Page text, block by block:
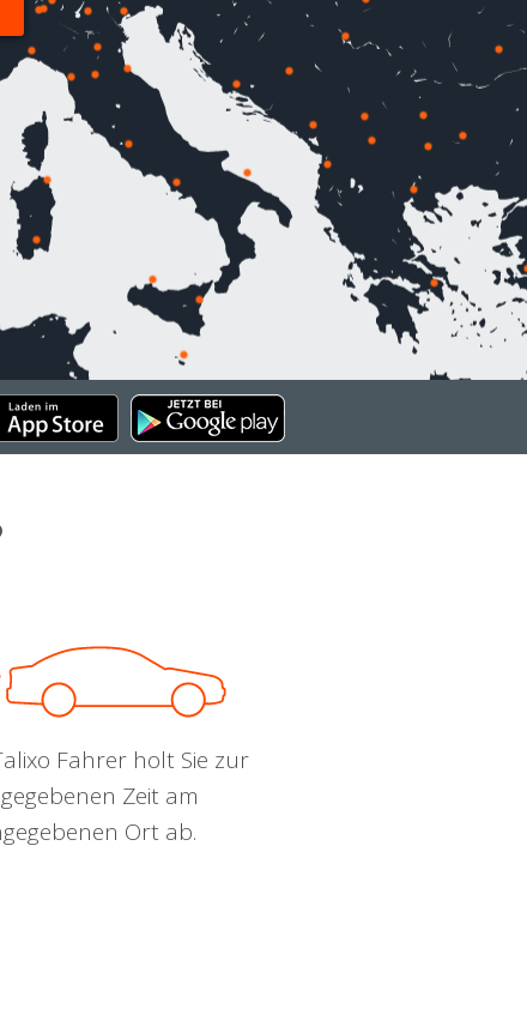
Fahrer holt Sie zur
Zeit am
Ort ab.